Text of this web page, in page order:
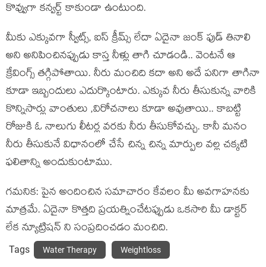
కొవ్వుగా కన్వర్ట్ కాకుండా ఉంటుంది.
మీకు ఎక్కువగా స్వీట్స్, ఐస్ క్రీమ్స్ లేదా ఏదైనా జంక్ ఫుడ్ తినాలి
అని అనిపించినప్పుడు కాస్త నీళ్లు తాగి చూడండి.. వెంటనే ఆ
క్రేవింగ్స్ తగ్గిపోతాయి. నీరు మంచిది కదా అని అదే పనిగా తాగినా
కూడా ఇబ్బందులు ఎదుర్కొంటారు. ఎక్కువ నీరు తీసుకున్న వారికి
కొన్నిసార్లు వాంతులు ,విరోచనాలు కూడా అవుతాయి.. కాబట్టి
రోజుకి ఓ నాలుగు లీటర్ల వరకు నీరు తీసుకోవచ్చు. కానీ మనం
నీరు తీసుకునే విధానంలో చేసే చిన్న చిన్న మార్పుల వల్ల చక్కటి
ఫలితాన్ని అందుకుంటాము.
గమనిక: పైన అందించిన సమాచారం కేవలం మీ అవగాహనకు
మాత్రమే. ఏదైనా కొత్తది ప్రయత్నించేటప్పుడు ఒకసారి మీ డాక్టర్
లేక న్యూట్రిషన్ ని సంప్రదించడం మంచిది.
Tags Water Therapy Weightloss